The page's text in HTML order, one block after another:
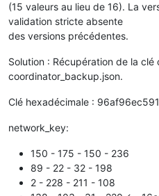
(15 valeurs au lieu de 16). La
validation stricte absente
des versions précédentes.
Solution : Récupération de la
coordinator_backup.json.
Clé hexadécimale :
network_key:
150 - 175 - 150 - 236
89 - 22 - 32 - 198
2 - 228 - 211 - 108